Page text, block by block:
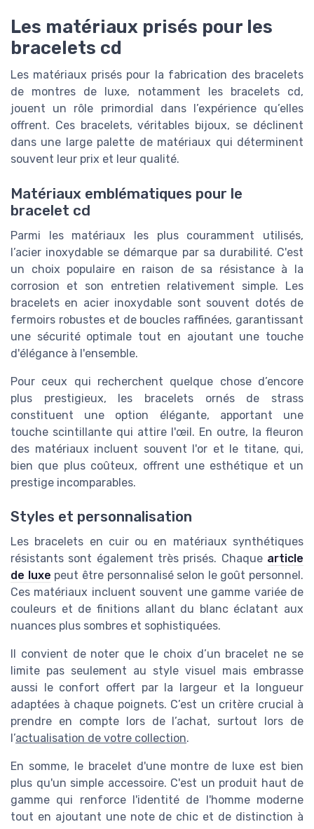
Les matériaux prisés pour les
bracelets cd
Les matériaux prisés pour la fabrication des bracelets
de montres de luxe, notamment les bracelets cd,
jouent un rôle primordial dans l’expérience qu’elles
offrent. Ces bracelets, véritables bijoux, se déclinent
dans une large palette de matériaux qui déterminent
souvent leur prix et leur qualité.
Matériaux emblématiques pour le
bracelet cd
Parmi les matériaux les plus couramment utilisés,
l’acier inoxydable se démarque par sa durabilité. C'est
un choix populaire en raison de sa résistance à la
corrosion et son entretien relativement simple. Les
bracelets en acier inoxydable sont souvent dotés de
fermoirs robustes et de boucles raffinées, garantissant
une sécurité optimale tout en ajoutant une touche
d'élégance à l'ensemble.
Pour ceux qui recherchent quelque chose d’encore
plus prestigieux, les bracelets ornés de strass
constituent une option élégante, apportant une
touche scintillante qui attire l'œil. En outre, la fleuron
des matériaux incluent souvent l'or et le titane, qui,
bien que plus coûteux, offrent une esthétique et un
prestige incomparables.
Styles et personnalisation
Les bracelets en cuir ou en matériaux synthétiques
résistants sont également très prisés. Chaque article
de luxe peut être personnalisé selon le goût personnel.
Ces matériaux incluent souvent une gamme variée de
couleurs et de finitions allant du blanc éclatant aux
nuances plus sombres et sophistiquées.
Il convient de noter que le choix d’un bracelet ne se
limite pas seulement au style visuel mais embrasse
aussi le confort offert par la largeur et la longueur
adaptées à chaque poignets. C’est un critère crucial à
prendre en compte lors de l’achat, surtout lors de
l’actualisation de votre collection.
En somme, le bracelet d'une montre de luxe est bien
plus qu'un simple accessoire. C'est un produit haut de
gamme qui renforce l'identité de l'homme moderne
tout en ajoutant une note de chic et de distinction à